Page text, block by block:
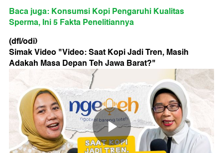
Baca juga: Konsumsi Kopi Pengaruhi Kualitas
Sperma, Ini 5 Fakta Penelitiannya
(dfl/odi)
Simak Video "Video: Saat Kopi Jadi Tren, Masih
Adakah Masa Depan Teh Jawa Barat?"